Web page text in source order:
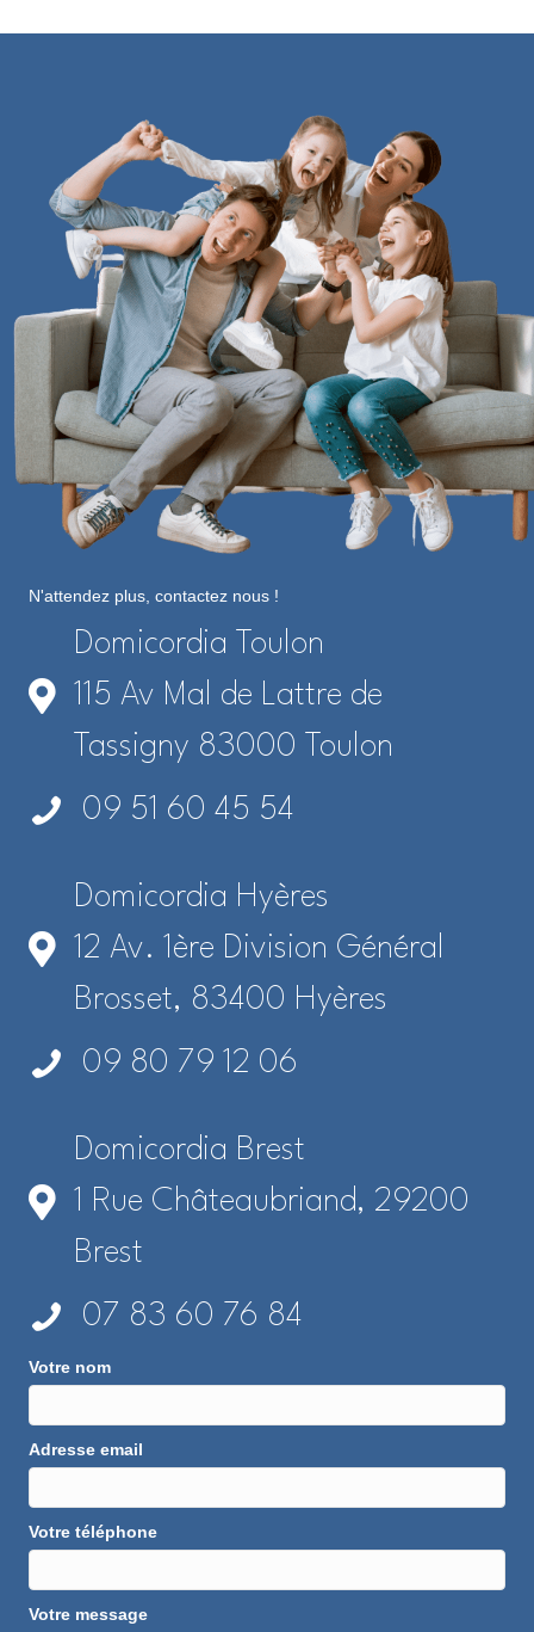
N'attendez plus, contactez nous !
Domicordia Toulon
115 Av Mal de Lattre de
Tassigny 83000 Toulon
09 51 60 45 54
Domicordia Hyères
12 Av. 1ère Division Général
Brosset, 83400 Hyères
09 80 79 12 06
Domicordia Brest
1 Rue Châteaubriand, 29200
Brest
07 83 60 76 84
Votre nom
Adresse email
Votre téléphone
Votre message